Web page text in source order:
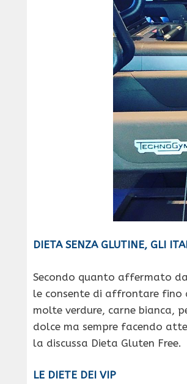
DIETA SENZA GLUTINE, GLI
Secondo quanto affermato
le consente di affrontare fino
molte verdure, carne bianca,
dolce ma sempre facendo
la discussa Dieta Gluten Free.
LE DIETE DEI VIP